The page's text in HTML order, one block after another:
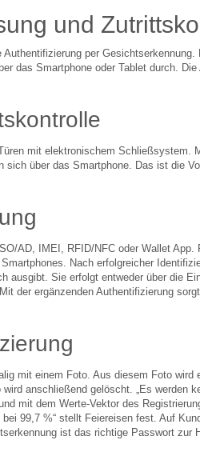
und
per
das Smartphone oder Tablet durch.
mit elektronischem Schließsystem.
über das Smartphone. Das ist die
AD, IMEI, RFID/NFC oder Wallet
Nach erfolgreicher
Sie erfolgt entweder über die
der ergänzenden Authentifizierung
mit einem Foto. Aus diesem Foto wird
anschließend gelöscht. „Es werden
mit dem Werte-Vektor des
99,7 %“ stellt Feiereisen fest. Auf
ist das richtige Passwort zur